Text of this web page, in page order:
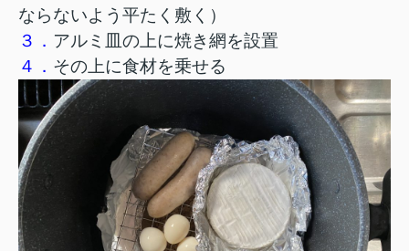
ならないよう平たく敷く）
３． アルミ皿の上に焼き網を設置
４． その上に食材を乗せる